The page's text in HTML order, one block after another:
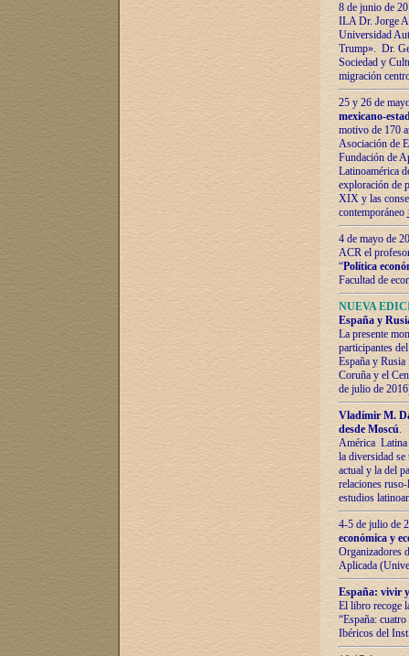
8 de junio de
ILA Dr. Jorge
Universidad
Trump». Dr.
Sociedad y
migración
25 y 26 de
mexicano-
motivo de 170
Asociación de
Fundación de
Latinoamérica
exploración de
XIX y las
contemporáneo
4 de mayo de
ACR el
“Política
Facultad de
NUEVA
España y
La presente
participantes
España y
Coruña y el
de julio de
Vladímir М.
desde Moscú.
América Latina
la diversidad
actual у lа del
relaciones
estudios
4-5 de julio de
económica y
Organizadores
Aplicada
España: vivir
El libro recoge
“España:
Ibéricos del